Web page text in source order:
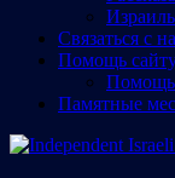
Cвязаться с
Помощь
Помощь
Памятные